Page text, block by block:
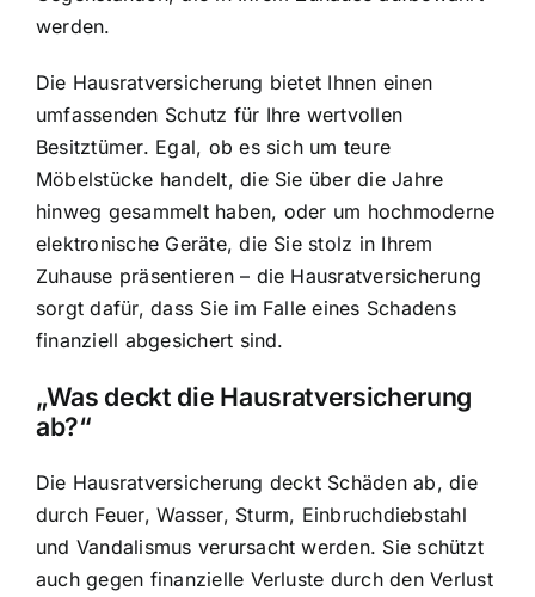
werden.
Die Hausratversicherung bietet Ihnen einen
umfassenden Schutz für Ihre wertvollen
Besitztümer. Egal, ob es sich um teure
Möbelstücke handelt, die Sie über die Jahre
hinweg gesammelt haben, oder um hochmoderne
elektronische Geräte, die Sie stolz in Ihrem
Zuhause präsentieren – die Hausratversicherung
sorgt dafür, dass Sie im Falle eines Schadens
finanziell abgesichert sind.
„Was deckt die Hausratversicherung
ab?“
Die Hausratversicherung deckt Schäden ab, die
durch Feuer, Wasser, Sturm, Einbruchdiebstahl
und Vandalismus verursacht werden. Sie schützt
auch gegen finanzielle Verluste durch den Verlust